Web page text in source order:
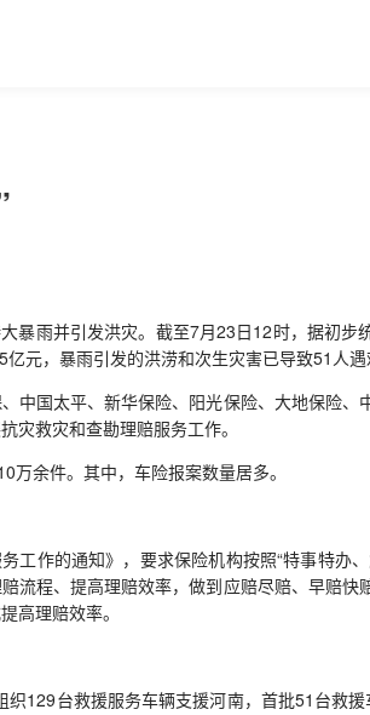
暴雨并引发洪灾。截至7月23日12时，据初步
元，暴雨引发的洪涝和次生灾害已导致51人遇
国太平、新华保险、阳光保险、大地保险、
灾救灾和查勘理赔服务工作。
余件。其中，车险报案数量居多。
作的通知》，要求保险机构按照“特事特办、
流程、提高理赔效率，做到应赔尽赔、早赔快
高理赔效率。
129台救援服务车辆支援河南，首批51台救援